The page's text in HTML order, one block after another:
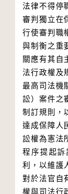
法律不得停
審判獨立在
行使審判職
與制衡之重
關應有其自
法行政權及
最高司法機
訟）案件之
制訂規則，
達成保障人
訟權為憲法
程序提起
利，以維護
對於法官自
權與司法行